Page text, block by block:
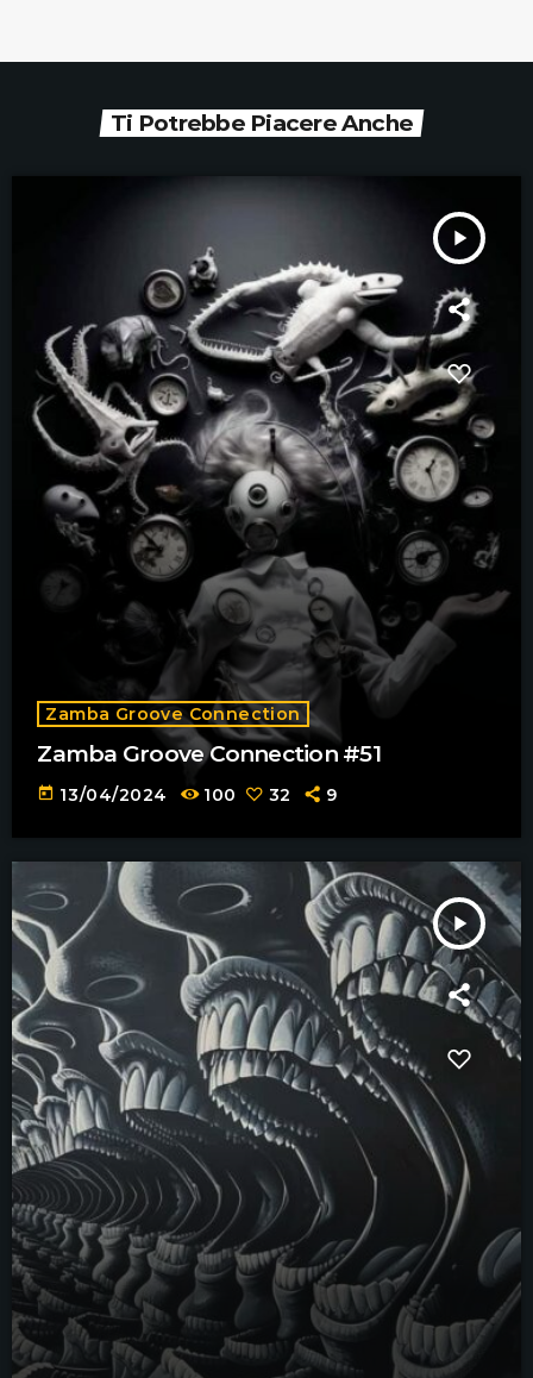
Ti Potrebbe Piacere Anche
play_arrow
Zamba Groove Connection
Zamba Groove Connection #51
today 13/04/2024 100 32 9
play_arrow